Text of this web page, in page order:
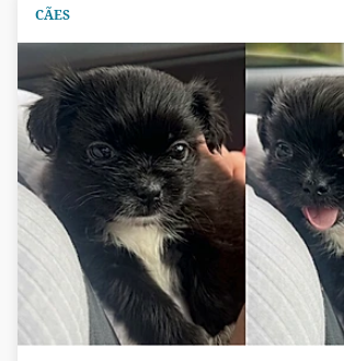
CÃES